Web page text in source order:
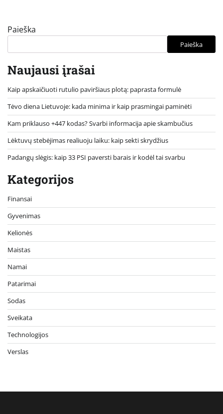
Paieška
Paieška
Naujausi įrašai
Kaip apskaičiuoti rutulio paviršiaus plotą: paprasta formulė
Tėvo diena Lietuvoje: kada minima ir kaip prasmingai paminėti
Kam priklauso +447 kodas? Svarbi informacija apie skambučius
Lėktuvų stebėjimas realiuoju laiku: kaip sekti skrydžius
Padangų slėgis: kaip 33 PSI paversti barais ir kodėl tai svarbu
Kategorijos
Finansai
Gyvenimas
Kelionės
Maistas
Namai
Patarimai
Sodas
Sveikata
Technologijos
Verslas